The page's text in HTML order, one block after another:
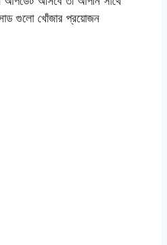
গুলো খোঁজার প্রয়োজন